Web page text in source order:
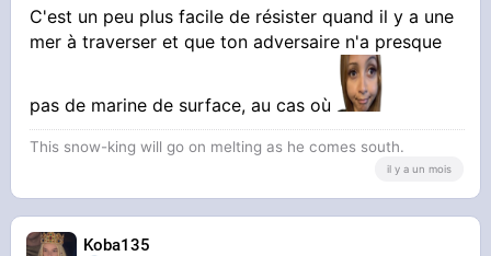
inverser la tendance
Tous sauf les pays latins
C'est un peu plus facile de résister quand il y a une
mer à traverser et que ton adversaire n'a presque
pas de marine de surface, au cas où
This snow-king will go on melting as he comes south.
il y a un mois
Koba135